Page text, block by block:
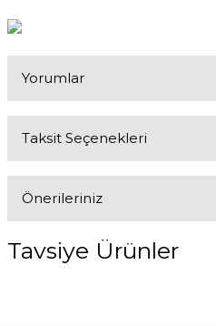
Yorumlar
Taksit Seçenekleri
Önerileriniz
Bu ürünün fiyat bilgisi, resim, ürün
konularda yetersiz gördüğünüz
Tavsiye Ürünler